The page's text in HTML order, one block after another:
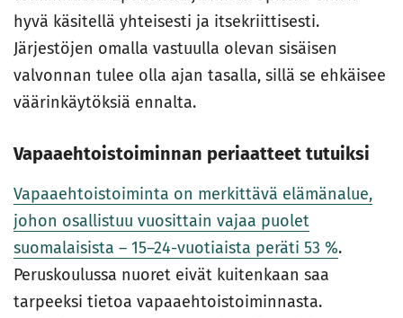
hyvä käsitellä yhteisesti ja itsekriittisesti.
Järjestöjen omalla vastuulla olevan sisäisen
valvonnan tulee olla ajan tasalla, sillä se ehkäisee
väärinkäytöksiä ennalta.
Vapaaehtoistoiminnan periaatteet tutuiksi
Vapaaehtoistoiminta on merkittävä elämänalue,
johon osallistuu vuosittain vajaa puolet
suomalaisista – 15–24-vuotiaista peräti 53 %.
Peruskoulussa nuoret eivät kuitenkaan saa
tarpeeksi tietoa vapaaehtoistoiminnasta.